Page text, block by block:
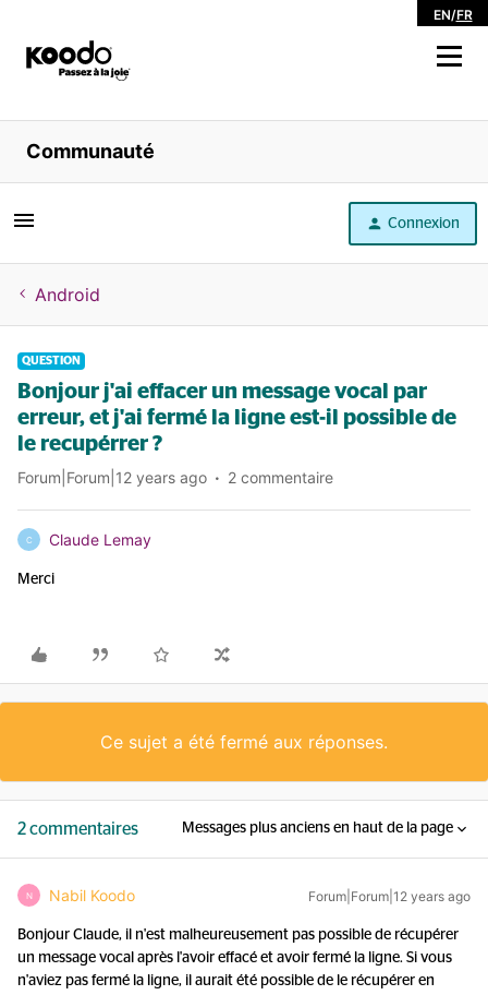
EN/FR
Magasiner
Libre service
Aide
Communauté
Connexion
Android
QUESTION
Bonjour j'ai effacer un message vocal par
erreur, et j'ai fermé la ligne est-il possible de
le recupérrer ?
Forum|Forum|12 years ago 2 commentaire
C Claude Lemay
Merci
Ce sujet a été fermé aux réponses.
2 commentaires Messages plus anciens en haut de la page
N Nabil Koodo Forum|Forum|12 years ago
Bonjour Claude, il n'est malheureusement pas possible de récupérer
un message vocal après l'avoir effacé et avoir fermé la ligne. Si vous
n'aviez pas fermé la ligne, il aurait été possible de le récupérer en